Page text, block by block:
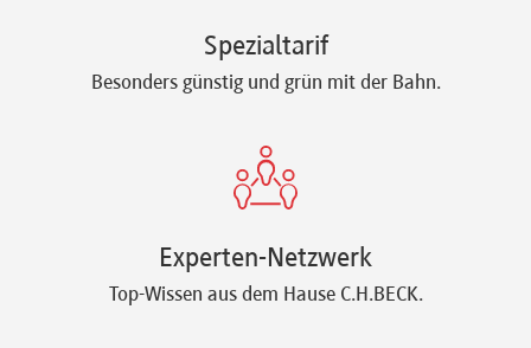
Spezialtarif
Besonders günstig und grün mit der Bahn.
Experten-Netzwerk
Top-Wissen aus dem Hause C.H.BECK.